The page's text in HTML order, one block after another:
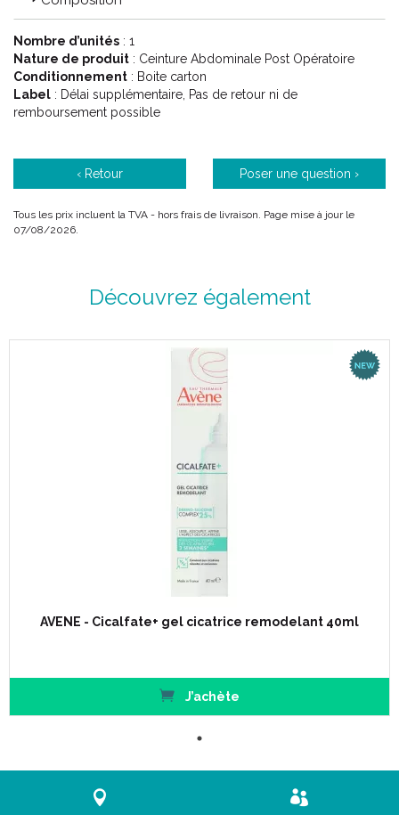
Nombre d’unités : 1
Nature de produit : Ceinture Abdominale Post Opératoire
Conditionnement : Boite carton
Label : Délai supplémentaire, Pas de retour ni de
remboursement possible
‹ Retour Poser une question ›
Tous les prix incluent la TVA - hors frais de livraison. Page mise à jour le
07/08/2026.
Découvrez également
AVENE - Cicalfate+ gel cicatrice remodelant 40ml
J’achète